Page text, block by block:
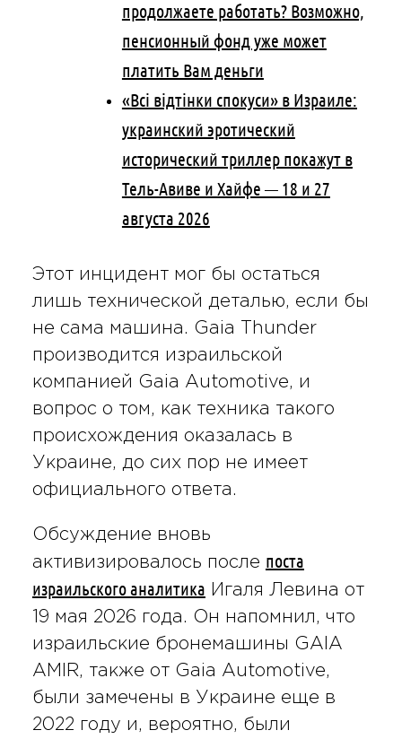
продолжаете работать? Возможно,
пенсионный фонд уже может
платить Вам деньги
«Всі відтінки спокуси» в Израиле:
украинский эротический
исторический триллер покажут в
Тель-Авиве и Хайфе — 18 и 27
августа 2026
Этот инцидент мог бы остаться
лишь технической деталью, если бы
не сама машина. Gaia Thunder
производится израильской
компанией Gaia Automotive, и
вопрос о том, как техника такого
происхождения оказалась в
Украине, до сих пор не имеет
официального ответа.
Обсуждение вновь
активизировалось после поста
израильского аналитика Игаля Левина от
19 мая 2026 года. Он напомнил, что
израильские бронемашины GAIA
AMIR, также от Gaia Automotive,
были замечены в Украине еще в
2022 году и, вероятно, были